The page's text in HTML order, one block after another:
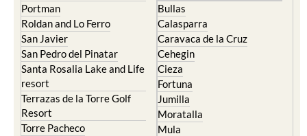
Portman
Roldan and Lo Ferro
San Javier
San Pedro del Pinatar
Santa Rosalia Lake and Life
resort
Terrazas de la Torre Golf
Resort
Torre Pacheco
Bullas
Calasparra
Caravaca de la Cruz
Cehegin
Cieza
Fortuna
Jumilla
Moratalla
Mula